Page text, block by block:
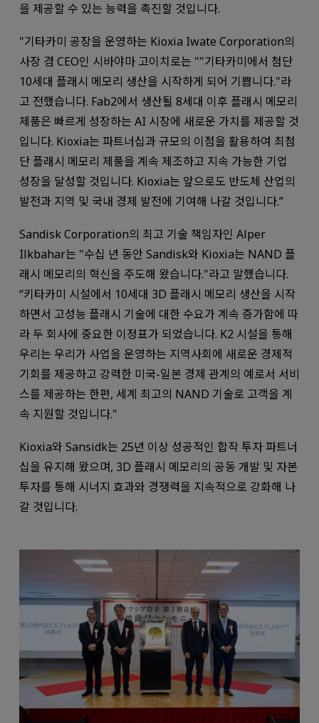
을 제공할 수 있는 능력을 촉진할 것입니다.
"기타카미 공장을 운영하는 Kioxia Iwate Corporation의
사장 겸 CEO인 시바야마 고이치로는 ""기타카미에서 첨단
10세대 플래시 메모리 생산을 시작하게 되어 기쁩니다."라
고 전했습니다. Fab2에서 생산될 8세대 이후 플래시 메모리
제품은 빠르게 성장하는 AI 시장에 새로운 가치를 제공할 것
입니다. Kioxia는 파트너십과 규모의 이점을 활용하여 최첨
단 플래시 메모리 제품을 계속 제조하고 지속 가능한 기업
성장을 달성할 것입니다. Kioxia는 앞으로도 반도체 산업의
발전과 지역 및 국내 경제 발전에 기여해 나갈 것입니다.”
Sandisk Corporation의 최고 기술 책임자인 Alper
Ilkbahar는 "수십 년 동안 Sandisk와 Kioxia는 NAND 플
래시 메모리의 혁신을 주도해 왔습니다."라고 말했습니다.
“키타카미 시설에서 10세대 3D 플래시 메모리 생산을 시작
하면서 고성능 플래시 기술에 대한 수요가 계속 증가함에 따
라 두 회사에 중요한 이정표가 되었습니다. K2 시설을 통해
우리는 우리가 사업을 운영하는 지역사회에 새로운 경제적
기회를 제공하고 강력한 미국-일본 경제 관계의 예로서 서비
스를 제공하는 한편, 세계 최고의 NAND 기술로 고객을 계
속 지원할 것입니다."
Kioxia와 Sansidk는 25년 이상 성공적인 합작 투자 파트너
십을 유지해 왔으며, 3D 플래시 메모리의 공동 개발 및 자본
투자를 통해 시너지 효과와 경쟁력을 지속적으로 강화해 나
갈 것입니다.